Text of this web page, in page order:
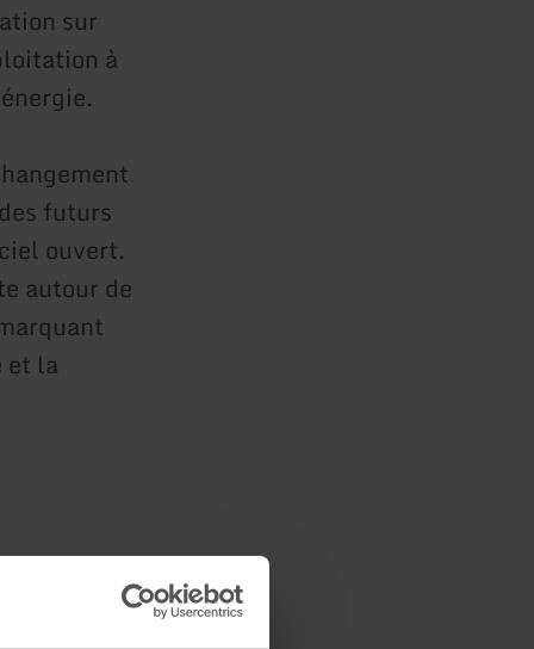
sur
à
futurs
ouvert.
autour de
et la